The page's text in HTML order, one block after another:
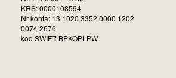
KRS: 0000108594
Nr konta: 13 1020 3352 0000 1202
0074 2676
kod SWIFT: BPKOPLPW